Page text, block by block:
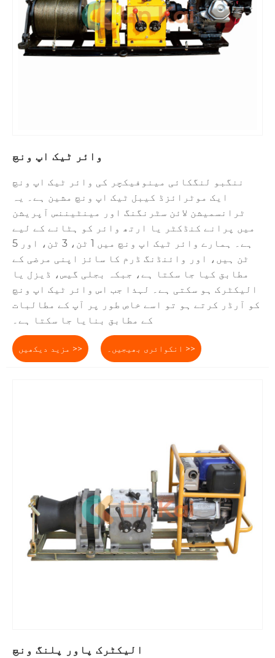
وائر ٹیک اپ ونچ
ننگبو لنگکائی مینوفیکچر کی وائر ٹیک اپ ونچ
ایک موٹرائزڈ کیبل ٹیک اپ ونچ مشین ہے۔ یہ
ٹرانسمیشن لائن سٹرنگنگ اور مینٹیننس آپریشن
میں پرانے کنڈکٹر یا ارتھ وائر کو ہٹانے کے لیے
ہے۔ ہمارے وائر ٹیک اپ ونچ میں 1 ٹن، 3 ٹن، اور 5
ٹن ہیں، اور وائنڈنگ ڈرم کا سائز اپنی مرضی کے
مطابق کیا جا سکتا ہے، جبکہ بجلی گیس، ڈیزل یا
الیکٹرک ہو سکتی ہے۔ لہذا جب اس وائر ٹیک اپ ونچ
کو آرڈر کرتے ہو تو اسے خاص طور پر آپ کے مطالبات
کے مطابق بنایا جا سکتا ہے۔
مزید دیکھیں >> انکوائری بھیجیں۔ >>
الیکٹرک پاور پلنگ ونچ